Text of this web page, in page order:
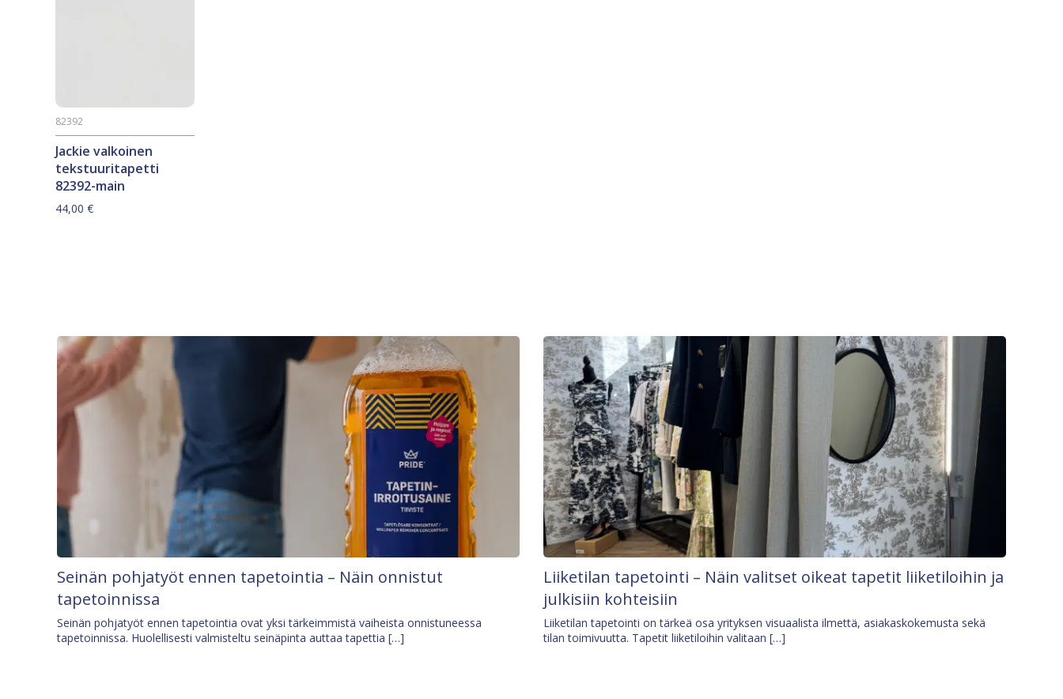
Jackie valkoinen
tekstuuritapetti
82392-main
82392
44,00 €
Seinän pohjatyöt ennen tapetointia – Näin onnistut
tapetoinnissa
Seinän pohjatyöt ennen tapetointia ovat yksi tärkeimmistä vaiheista onnistuneessa
tapetoinnissa. Huolellisesti valmisteltu seinäpinta auttaa tapettia […]
Liiketilan tapetointi – Näin valitset oikeat tapetit liiketiloihin ja
julkisiin kohteisiin
Liiketilan tapetointi on tärkeä osa yrityksen visuaalista ilmettä, asiakaskokemusta sekä
tilan toimivuutta. Tapetit liiketiloihin valitaan […]